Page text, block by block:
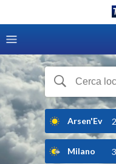
Arsen'Ev
Milano